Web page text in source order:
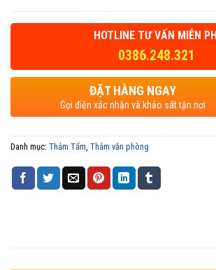
HOTLINE TƯ VẤN MIỄN PHÍ
0386.248.321
ĐẶT HÀNG NGAY
Gọi điện xác nhận và khảo sát tận nơi
Danh mục: Thảm Tấm, Thảm văn phòng